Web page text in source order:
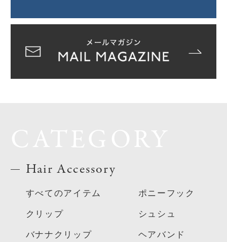
Hair Accessory
すべてのアイテム
クリップ
バナナクリップ
ポニーフック
シュシュ
ヘアバンド